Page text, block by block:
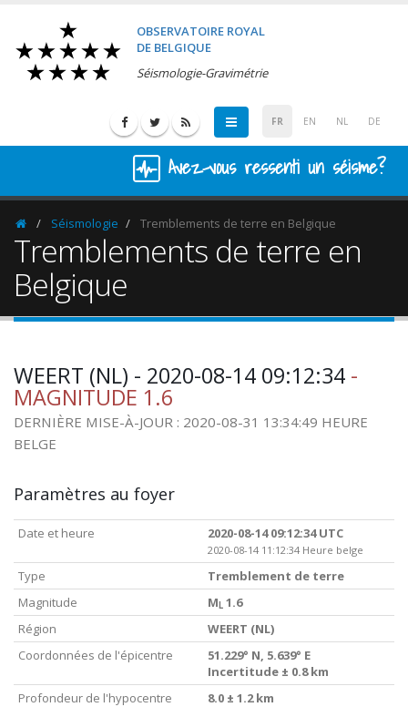
OBSERVATOIRE ROYAL
DE BELGIQUE
Séismologie-Gravimétrie
FR EN NL DE
Avez-vous ressenti un séisme?
HomepageSéismologie Tremblements de terre en Belgique
Tremblements de terre en
Belgique
WEERT (NL) - 2020-08-14 09:12:34 -
MAGNITUDE 1.6
DERNIÈRE MISE-À-JOUR : 2020-08-31 13:34:49 HEURE
BELGE
Paramètres au foyer
Date et heure 2020-08-14 09:12:34 UTC
2020-08-14 11:12:34 Heure belge
Type
Tremblement de terre
Magnitude
M L 1.6
Région
WEERT (NL)
Coordonnées de l'épicentre
51.229° N, 5.639° E
Incertitude ± 0.8 km
Profondeur de l'hypocentre
8.0 ± 1.2 km